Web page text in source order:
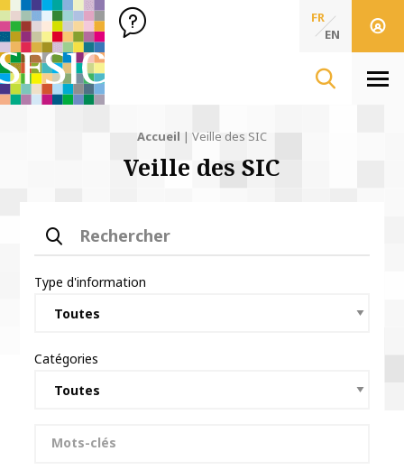
SFSIC Société Française des Sciences de l'Information & de
Société Française des Sciences
de l'Information
FR
EN
Accueil | Veille des SIC
Veille des SIC
Rechercher
Type d'information
Catégories
Mots-clés